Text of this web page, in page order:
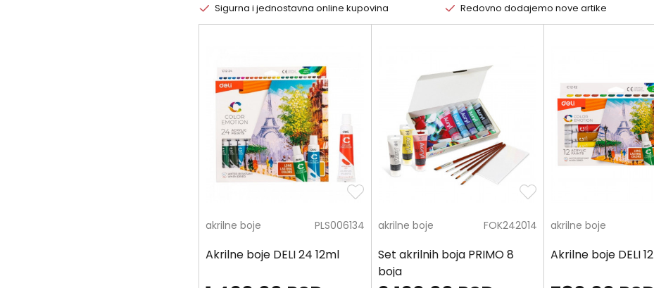
Sigurna i jednostavna online kupovina Redovno dodajemo nove artike
akrilne boje PLS006134
Akrilne boje DELI 24 12ml
akrilne boje FOK242014
Set akrilnih boja PRIMO 8
boja
akrilne boje
Akrilne boje DELI 12